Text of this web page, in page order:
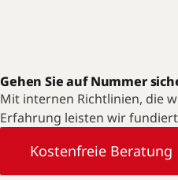
Gehen Sie auf Nummer
Mit internen Richtlinien, die
Erfahrung leisten wir
Kostenfreie Beratung